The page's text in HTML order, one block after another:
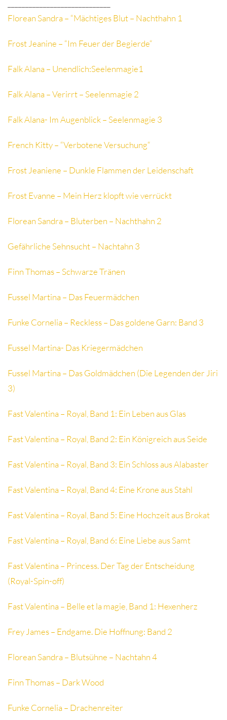
Florean Sandra – “Mächtiges Blut – Nachthahn 1
Frost Jeanine – “Im Feuer der Begierde“
Falk Alana – Unendlich:Seelenmagie1
Falk Alana – Verirrt – Seelenmagie 2
Falk Alana- Im Augenblick – Seelenmagie 3
French Kitty – “Verbotene Versuchung“
Frost Jeaniene – Dunkle Flammen der Leidenschaft
Frost Evanne – Mein Herz klopft wie verrückt
Florean Sandra – Bluterben – Nachthahn 2
Gefährliche Sehnsucht – Nachtahn 3
Finn Thomas – Schwarze Tränen
Fussel Martina – Das Feuermädchen
Funke Cornelia – Reckless – Das goldene Garn: Band 3
Fussel Martina- Das Kriegermädchen
Fussel Martina – Das Goldmädchen (Die Legenden der Jiri
3)
Fast Valentina – Royal, Band 1: Ein Leben aus Glas
Fast Valentina – Royal, Band 2: Ein Königreich aus Seide
Fast Valentina – Royal, Band 3: Ein Schloss aus Alabaster
Fast Valentina – Royal, Band 4: Eine Krone aus Stahl
Fast Valentina – Royal, Band 5: Eine Hochzeit aus Brokat
Fast Valentina – Royal, Band 6: Eine Liebe aus Samt
Fast Valentina – Princess. Der Tag der Entscheidung
(Royal-Spin-off)
Fast Valentina – Belle et la magie, Band 1: Hexenherz
Frey James – Endgame. Die Hoffnung: Band 2
Florean Sandra – Blutsühne – Nachtahn 4
Finn Thomas – Dark Wood
Funke Cornelia – Drachenreiter